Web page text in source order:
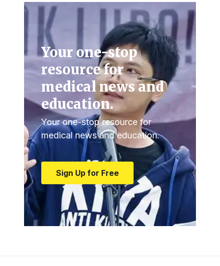
Your one-stop
resource for
medical news and
education.
Your one-stop resource for
medical news and education.
Sign Up for Free